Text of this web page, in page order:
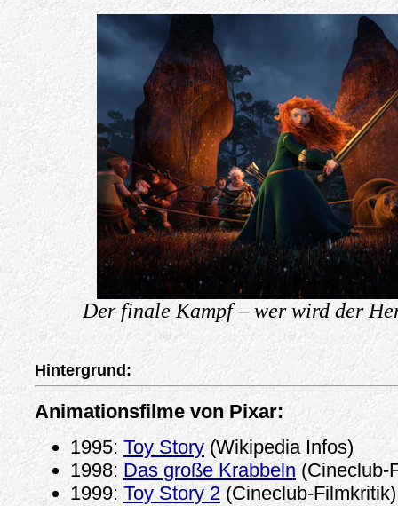
Der finale Kampf – wer wird der
Hintergrund:
Animationsfilme von Pixar:
1995: Toy Story (Wikipedia Infos)
1998: Das große Krabbeln (Cineclub-
1999: Toy Story 2 (Cineclub-Filmkritik)